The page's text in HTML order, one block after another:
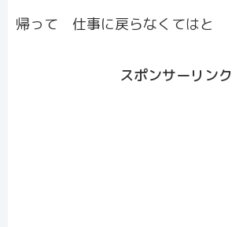
帰って 仕事に戻らなくてはと
スポンサーリンク